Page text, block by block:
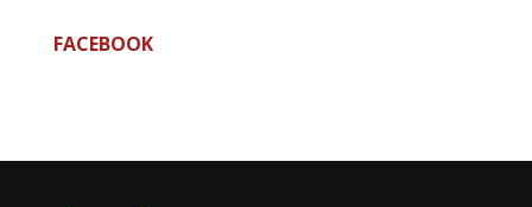
FACEBOOK